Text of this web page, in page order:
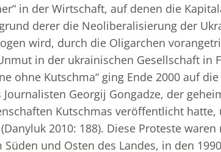
in der Wirtschaft, auf denen die
derer die Neoliberalisierung der
wird, durch die Oligarchen
in der ukrainischen Gesellschaft in
ohne Kutschma“ ging Ende 2000 auf
Georgij Gongadze, der
Kutschmas veröffentlicht
2010: 188). Diese Proteste
und Osten des Landes, in den